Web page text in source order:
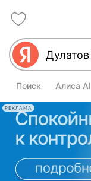
Поиск Алиса AI
РЕКЛАМА